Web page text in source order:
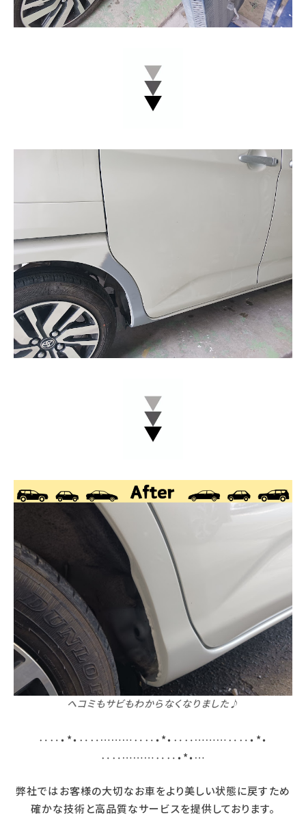
ヘコミもサビもわからなくなりました♪
‥‥・*・‥‥………‥‥・*・‥‥………‥‥・*・
‥‥………‥‥・*・…
弊社ではお客様の大切なお車をより美しい状態に戻すため
確かな技術と高品質なサービスを提供しております。